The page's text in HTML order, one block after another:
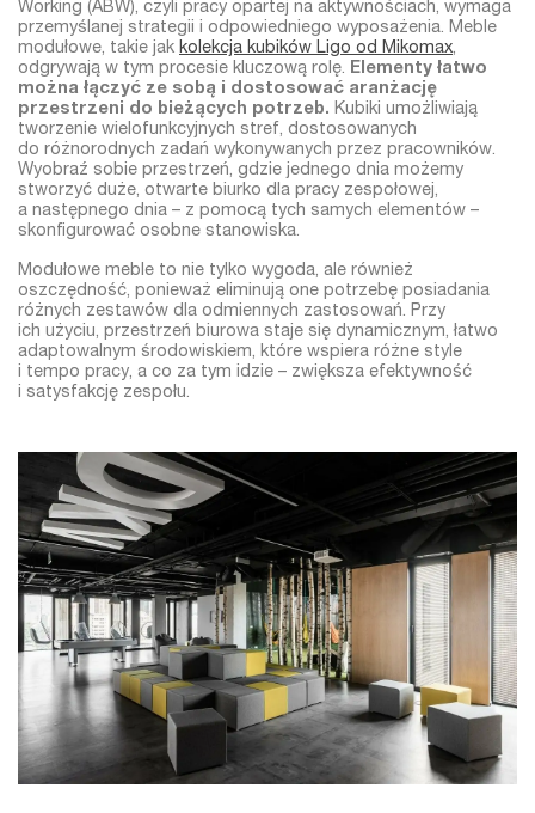
Working (ABW), czyli pracy opartej na aktywnościach, wymaga
przemyślanej strategii i odpowiedniego wyposażenia. Meble
modułowe, takie jak kolekcja kubików Ligo od Mikomax,
odgrywają w tym procesie kluczową rolę. Elementy łatwo
można łączyć ze sobą i dostosować aranżację
przestrzeni do bieżących potrzeb. Kubiki umożliwiają
tworzenie wielofunkcyjnych stref, dostosowanych
do różnorodnych zadań wykonywanych przez pracowników.
Wyobraź sobie przestrzeń, gdzie jednego dnia możemy
stworzyć duże, otwarte biurko dla pracy zespołowej,
a następnego dnia – z pomocą tych samych elementów –
skonfigurować osobne stanowiska.
Modułowe meble to nie tylko wygoda, ale również
oszczędność, ponieważ eliminują one potrzebę posiadania
różnych zestawów dla odmiennych zastosowań. Przy
ich użyciu, przestrzeń biurowa staje się dynamicznym, łatwo
adaptowalnym środowiskiem, które wspiera różne style
i tempo pracy, a co za tym idzie – zwiększa efektywność
i satysfakcję zespołu.